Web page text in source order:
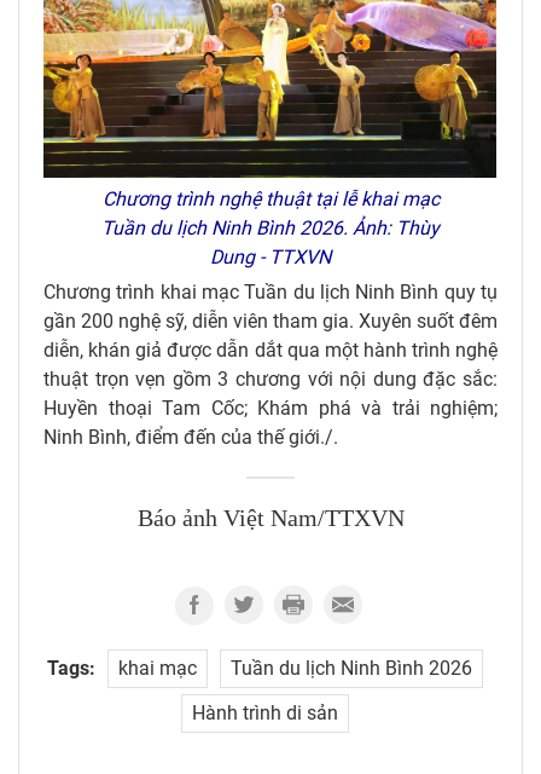
Chương trình nghệ thuật tại lễ khai mạc
Tuần du lịch Ninh Bình 2026. Ảnh: Thùy
Dung - TTXVN
Chương trình khai mạc Tuần du lịch Ninh Bình quy tụ
gần 200 nghệ sỹ, diễn viên tham gia. Xuyên suốt đêm
diễn, khán giả được dẫn dắt qua một hành trình nghệ
thuật trọn vẹn gồm 3 chương với nội dung đặc sắc:
Huyền thoại Tam Cốc; Khám phá và trải nghiệm;
Ninh Bình, điểm đến của thế giới./.
Báo ảnh Việt Nam/TTXVN
Tags: khai mạc
Tuần du lịch Ninh Bình 2026
Hành trình di sản